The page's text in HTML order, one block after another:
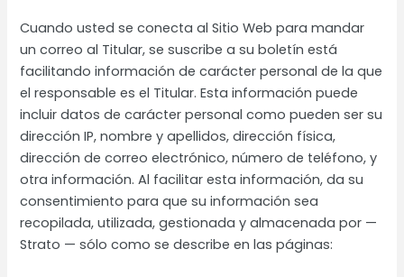
Cuando usted se conecta al Sitio Web para mandar
un correo al Titular, se suscribe a su boletín está
facilitando información de carácter personal de la que
el responsable es el Titular. Esta información puede
incluir datos de carácter personal como pueden ser su
dirección IP, nombre y apellidos, dirección física,
dirección de correo electrónico, número de teléfono, y
otra información. Al facilitar esta información, da su
consentimiento para que su información sea
recopilada, utilizada, gestionada y almacenada por —
Strato — sólo como se describe en las páginas: